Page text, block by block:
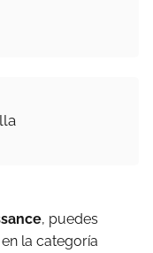
, puedes
la categoría